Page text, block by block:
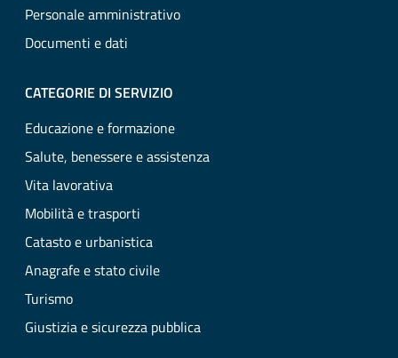
Personale amministrativo
Documenti e dati
CATEGORIE DI SERVIZIO
Educazione e formazione
Salute, benessere e assistenza
Vita lavorativa
Mobilità e trasporti
Catasto e urbanistica
Anagrafe e stato civile
Turismo
Giustizia e sicurezza pubblica